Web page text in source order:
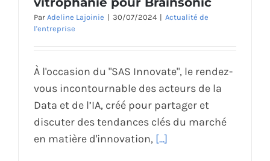
Par Adeline Lajoinie | 30/07/2024 | Actualité de
l'entreprise
À l'occasion du "SAS Innovate", le rendez-
vous incontournable des acteurs de la
Data et de l’IA, créé pour partager et
discuter des tendances clés du marché
en matière d'innovation, [...]